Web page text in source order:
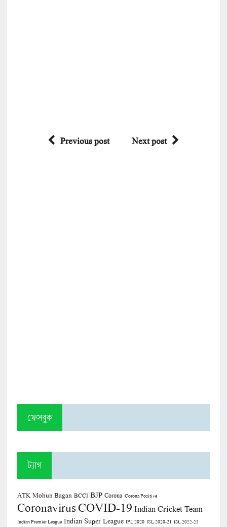
Previous post Next post
ফেসবুক
ট্যাগ
ATK Mohun Bagan BCCI BJP Corona Corona Positive
CoronavirusCOVID-19 Indian Cricket Team
Indian Premier League Indian Super League IPL 2020 ISL 2020-21 ISL 2022-23